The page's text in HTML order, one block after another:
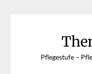
Pflegestufe –